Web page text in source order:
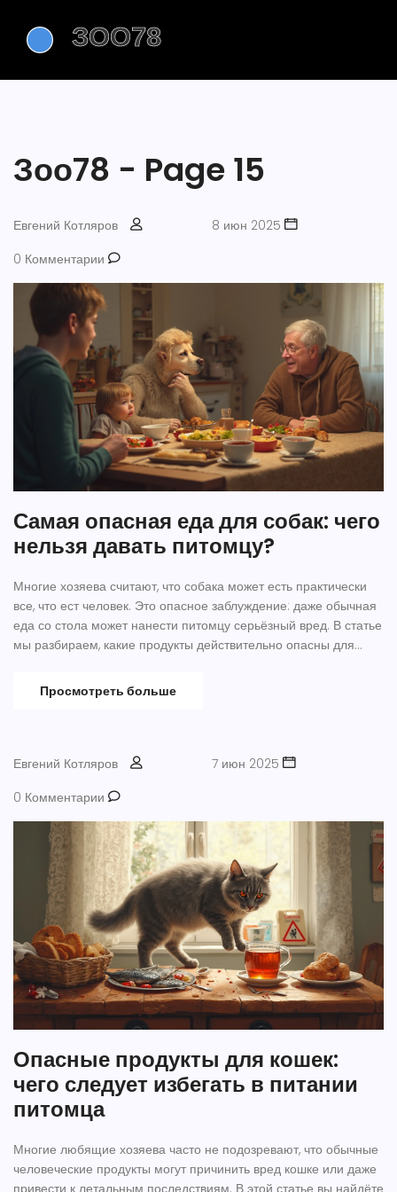
Зоо78 - Page 15
Евгений Котляров
8 июн 2025
0 Комментарии
Самая опасная еда для собак: чего
нельзя давать питомцу?
Многие хозяева считают, что собака может есть практически
все, что ест человек. Это опасное заблуждение: даже обычная
еда со стола может нанести питомцу серьёзный вред. В статье
мы разбираем, какие продукты действительно опасны для
практическими примерами. Узнайте, как защитить своего
любимца от ошибок в кормлении.
Просмотреть больше
Евгений Котляров
7 июн 2025
0 Комментарии
Опасные продукты для кошек:
чего следует избегать в питании
питомца
Многие любящие хозяева часто не подозревают, что обычные
человеческие продукты могут причинить вред кошке или даже